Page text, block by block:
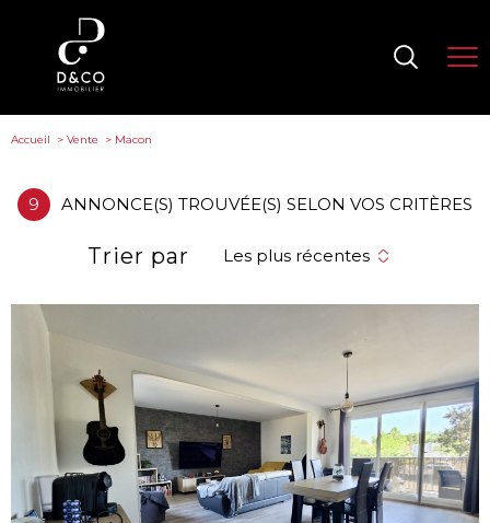
Accueil Vente Macon
9 ANNONCE(S) TROUVÉE(S) SELON VOS CRITÈRES
Trier par Les plus récentes
voir le
bien